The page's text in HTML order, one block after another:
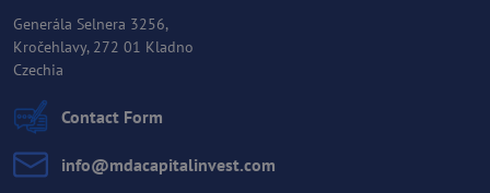
Generála Selnera 3256,
Kročehlavy, 272 01 Kladno
Czechia
Contact Form
info​@mdacapitalinvest​.com